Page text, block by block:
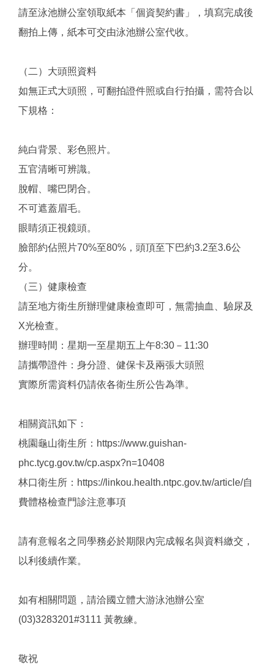
請至泳池辦公室領取紙本「個資契約書」，填寫完成後
翻拍上傳，紙本可交由泳池辦公室代收。
（二）大頭照資料
如無正式大頭照，可翻拍證件照或自行拍攝，需符合以
下規格：
純白背景、彩色照片。
五官清晰可辨識。
脫帽、嘴巴閉合。
不可遮蓋眉毛。
眼睛須正視鏡頭。
臉部約佔照片70%至80%，頭頂至下巴約3.2至3.6公
分。
（三）健康檢查
請至地方衛生所辦理健康檢查即可，無需抽血、驗尿及
X光檢查。
辦理時間：星期一至星期五上午8:30－11:30
請攜帶證件：身分證、健保卡及兩張大頭照
實際所需資料仍請依各衛生所公告為準。
相關資訊如下：
桃園龜山衛生所：https://www.guishan-
phc.tycg.gov.tw/cp.aspx?n=10408
林口衛生所：https://linkou.health.ntpc.gov.tw/article/自
費體格檢查門診注意事項
請有意報名之同學務必於期限內完成報名與資料繳交，
以利後續作業。
如有相關問題，請洽國立體大游泳池辦公室
(03)3283201#3111 黃教練。
敬祝